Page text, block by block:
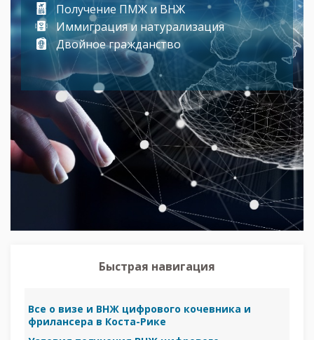
Получение ПМЖ и ВНЖ
Иммиграция и натурализация
Двойное гражданство
Быстрая навигация
Все о визе и ВНЖ цифрового кочевника и
фрилансера в Коста-Рике